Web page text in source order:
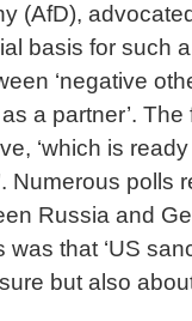
(AfD),
basis for such
‘negative
a partner’.
‘which is
Numerous polls
Russia and
that ‘US
but also